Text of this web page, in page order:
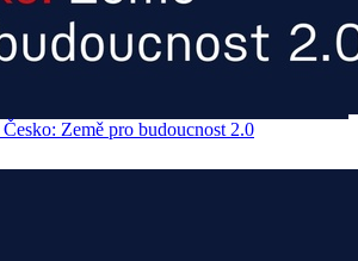
Země pro budoucnost 2.0